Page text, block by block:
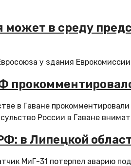
может в среду
у здания
в Гаване
России в Гаване
в Липецкой
МиГ-31 потерпел аварию